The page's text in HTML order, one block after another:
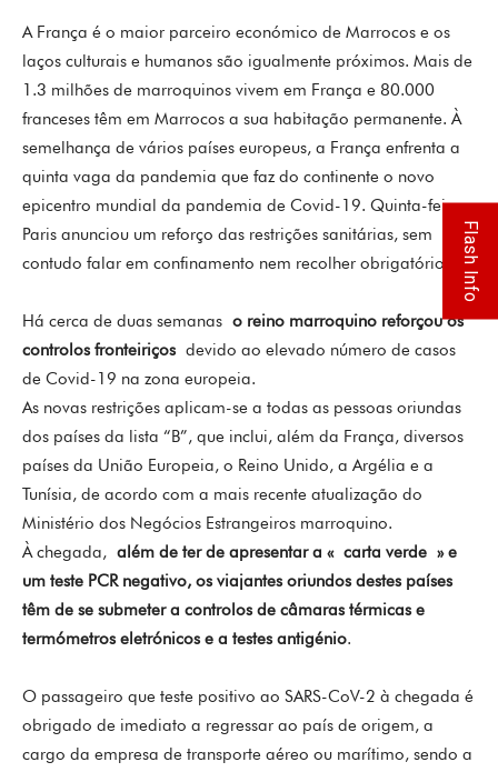
A França é o maior parceiro económico de Marrocos e os
laços culturais e humanos são igualmente próximos. Mais de
1.3 milhões de marroquinos vivem em França e 80.000
franceses têm em Marrocos a sua habitação permanente. À
semelhança de vários países europeus, a França enfrenta a
quinta vaga da pandemia que faz do continente o novo
epicentro mundial da pandemia de Covid-19. Quinta-feira,
Paris anunciou um reforço das restrições sanitárias, sem
contudo falar em confinamento nem recolher obrigatório.
Há cerca de duas semanas o reino marroquino reforçou os
controlos fronteiriços devido ao elevado número de casos
de Covid-19 na zona europeia.
As novas restrições aplicam-se a todas as pessoas oriundas
dos países da lista “B”, que inclui, além da França, diversos
países da União Europeia, o Reino Unido, a Argélia e a
Tunísia, de acordo com a mais recente atualização do
Ministério dos Negócios Estrangeiros marroquino.
À chegada, além de ter de apresentar a « carta verde » e
um teste PCR negativo, os viajantes oriundos destes países
têm de se submeter a controlos de câmaras térmicas e
termómetros eletrónicos e a testes antigénio.
O passageiro que teste positivo ao SARS-CoV-2 à chegada é
obrigado de imediato a regressar ao país de origem, a
cargo da empresa de transporte aéreo ou marítimo, sendo a
Flash Info